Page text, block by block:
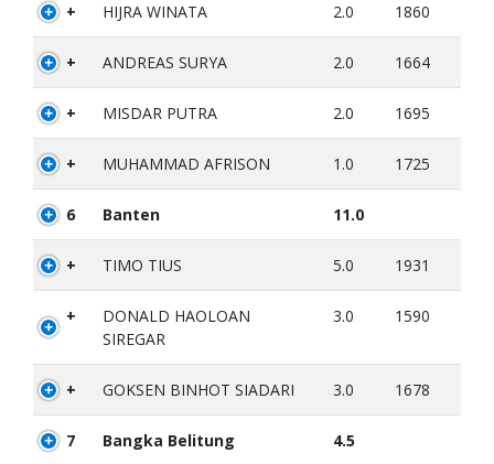
+ HIJRA WINATA 2.0 1860
+ ANDREAS SURYA 2.0 1664
+ MISDAR PUTRA 2.0 1695
+ MUHAMMAD AFRISON 1.0 1725
6 Banten 11.0
+ TIMO TIUS 5.0 1931
+
DONALD HAOLOAN
SIREGAR
3.0 1590
+ GOKSEN BINHOT SIADARI 3.0 1678
7 Bangka Belitung 4.5